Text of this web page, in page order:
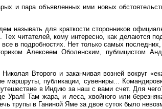
и пара объявленных ими новых
называть для краткости сторонников
читателей, кому интересно, как делаются
в подробностях. Нет только самых
Алексеем Оболенским, публицистом
Второго и заканчивая возней вокруг
маршруты, публикации, сувениры...
в Индию за наш с вами счет. Для
Урал! Там жара, и леса, хвойного или
трупы в Ганиной Яме за двое суток было